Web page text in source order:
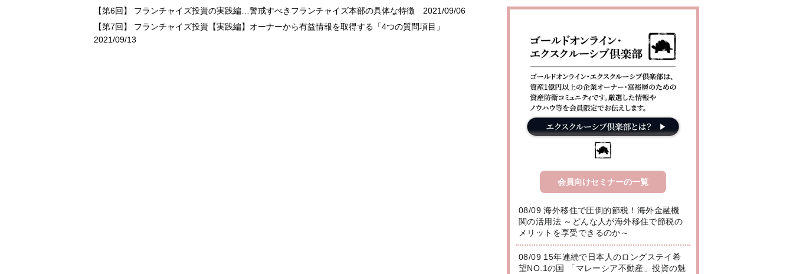
【第6回】 フランチャイズ投資の実践編…警戒すべきフランチャイズ本部の具体な特徴 2021/09/06
【第7回】 フランチャイズ投資【実践編】オーナーから有益情報を取得する「4つの質問項目」
2021/09/13
会員向けセミナーの一覧
08/09 海外移住で圧倒的節税！海外金融機
関の活用法 ～どんな人が海外移住で節税の
メリットを享受できるのか～
08/09 15年連続で日本人のロングステイ希
望NO.1の国 「マレーシア不動産」投資の魅